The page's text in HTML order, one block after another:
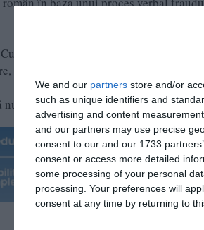
We and our partners store and/or
such as unique identifiers and
advertising and content
and our partners may use precise
consent to our and our 1733
consent or access more detailed
some processing of your personal
processing. Your preferences will
consent at any time by returning to
de Apel Constanța au hotărât
ca urmare a strămutării dosarului la
nu există probe incriminatorii, fapt